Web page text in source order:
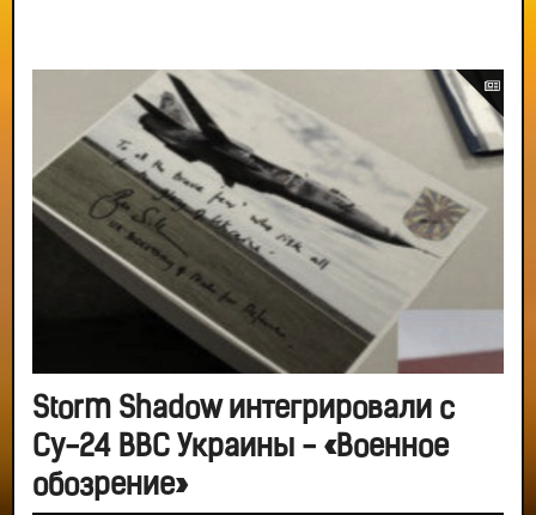
Storm Shadow интегрировали с
Су-24 ВВС Украины - «Военное
обозрение»